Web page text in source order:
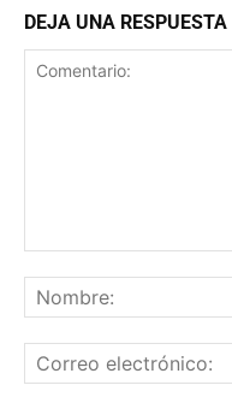
DEJA UNA RESPUESTA